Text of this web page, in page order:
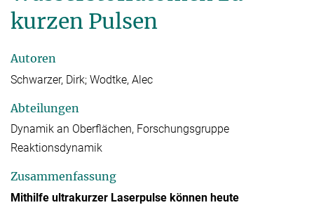
kurzen Pulsen
Autoren
Schwarzer, Dirk; Wodtke, Alec
Abteilungen
Dynamik an Oberflächen, Forschungsgruppe
Reaktionsdynamik
Zusammenfassung
Mithilfe ultrakurzer Laserpulse können heute